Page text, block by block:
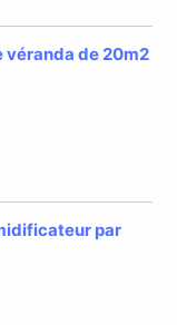
de 20m2
par